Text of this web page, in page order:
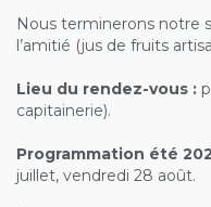
Nous terminerons notre
l’amitié (jus de fruits
Lieu du rendez-vous :
capitainerie).
Programmation été
juillet, vendredi 28 août.